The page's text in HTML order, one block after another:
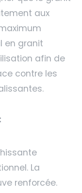
aux
en granit
afin de
contre les
La
renforcée.